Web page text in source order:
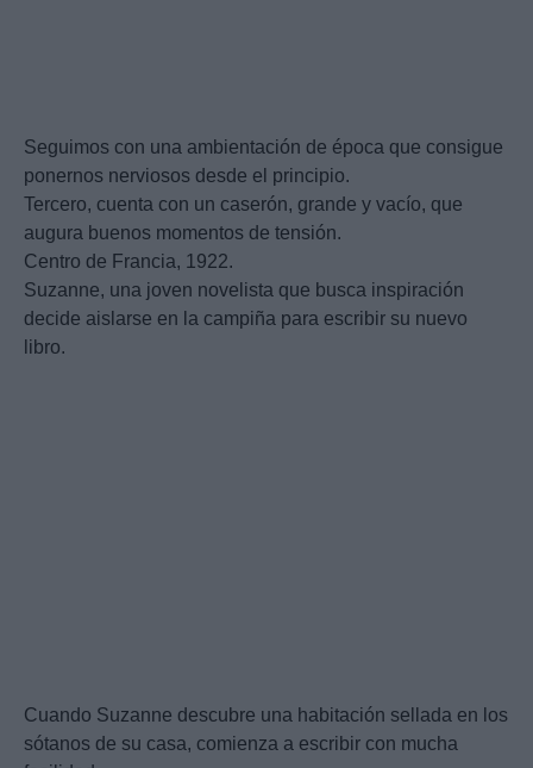
Seguimos con una ambientación de época que consigue
ponernos nerviosos desde el principio.
Tercero, cuenta con un caserón, grande y vacío, que
augura buenos momentos de tensión.
Centro de Francia, 1922.
Suzanne, una joven novelista que busca inspiración
decide aislarse en la campiña para escribir su nuevo
libro.
Cuando Suzanne descubre una habitación sellada en los
sótanos de su casa, comienza a escribir con mucha